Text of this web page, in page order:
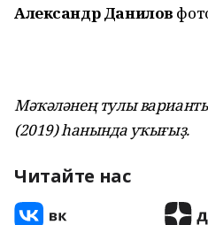
Александр Данилов
Мәҡәләнең тулы
(2019) һанында уҡығыҙ.
Читайте нас